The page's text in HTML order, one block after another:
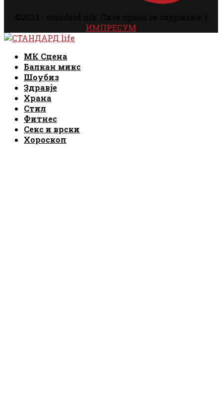
ИМПРЕСУМ
Facebook
Instagram
Email
Rss
МК Сцена
Балкан микс
Шоубиз
Здравје
Храна
Стил
Фитнес
Секс и врски
Хороскоп